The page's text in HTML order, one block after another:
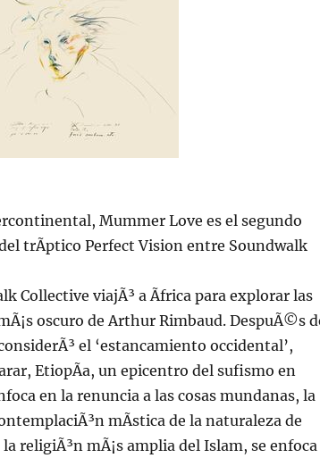
Mummer Love es el segundo
trÃ­ptico Perfect Vision entre Soundwalk
Collective viajÃ³ a Ãfrica para explorar las
oscuro de Arthur Rimbaud. DespuÃ©s
el ‘estancamiento occidental’,
EtiopÃ­a, un epicentro del sufismo en
en la renuncia a las cosas mundanas, la
mÃ­stica de la naturaleza de
religiÃ³n mÃ¡s amplia del Islam, se enfoca